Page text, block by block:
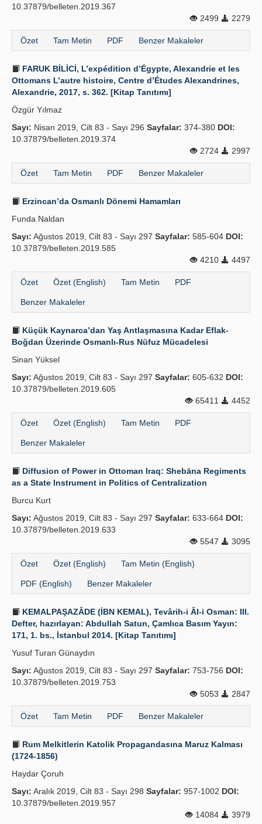
10.37879/belleten.2019.367
2499
2279
Özet Tam Metin PDF Benzer Makaleler
FARUK BİLİCİ, L’expédition d’Égypte, Alexandrie et les
Ottomans L’autre histoire, Centre d’Études Alexandrines,
Alexandrie, 2017, s. 362. [Kitap Tanıtımı]
Özgür Yılmaz
Sayı: Nisan 2019, Cilt 83 - Sayı 296 Sayfalar: 374-380 DOI:
10.37879/belleten.2019.374
2724
2997
Özet Tam Metin PDF Benzer Makaleler
Erzincan’da Osmanlı Dönemi Hamamları
Funda Naldan
Sayı: Ağustos 2019, Cilt 83 - Sayı 297 Sayfalar: 585-604 DOI:
10.37879/belleten.2019.585
4210
4497
Özet Özet (English) Tam Metin PDF
Benzer Makaleler
Küçük Kaynarca’dan Yaş Antlaşmasına Kadar Eflak-
Boğdan Üzerinde Osmanlı-Rus Nüfuz Mücadelesi
Sinan Yüksel
Sayı: Ağustos 2019, Cilt 83 - Sayı 297 Sayfalar: 605-632 DOI:
10.37879/belleten.2019.605
65411
4452
Özet Özet (English) Tam Metin PDF
Benzer Makaleler
Diffusion of Power in Ottoman Iraq: Shebāna Regiments
as a State Instrument in Politics of Centralization
Burcu Kurt
Sayı: Ağustos 2019, Cilt 83 - Sayı 297 Sayfalar: 633-664 DOI:
10.37879/belleten.2019.633
5547
3095
Özet Özet (English) Tam Metin (English)
PDF (English) Benzer Makaleler
KEMALPAŞAZÂDE (İBN KEMAL), Tevârih-i Âl-i Osman: III.
Defter, hazırlayan: Abdullah Satun, Çamlıca Basım Yayın:
171, 1. bs., İstanbul 2014. [Kitap Tanıtımı]
Yusuf Turan Günaydın
Sayı: Ağustos 2019, Cilt 83 - Sayı 297 Sayfalar: 753-756 DOI:
10.37879/belleten.2019.753
5053
2847
Özet Tam Metin PDF Benzer Makaleler
Rum Melkitlerin Katolik Propagandasına Maruz Kalması
(1724-1856)
Haydar Çoruh
Sayı: Aralık 2019, Cilt 83 - Sayı 298 Sayfalar: 957-1002 DOI:
10.37879/belleten.2019.957
14084
3979